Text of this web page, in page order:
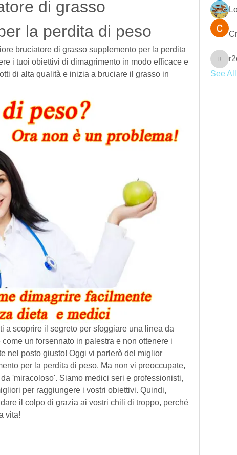
di grasso
la perdita di peso
bruciatore di grasso supplemento per la perdita
i tuoi obiettivi di dimagrimento in modo efficace e
di alta qualità e inizia a bruciare il grasso in
a scoprire il segreto per sfoggiare una linea da
un forsennato in palestra e non ottenere i
nel posto giusto! Oggi vi parlerò del miglior
per la perdita di peso. Ma non vi preoccupate,
'miracoloso'. Siamo medici seri e professionisti,
per raggiungere i vostri obiettivi. Quindi,
il colpo di grazia ai vostri chili di troppo, perché
vita!
See